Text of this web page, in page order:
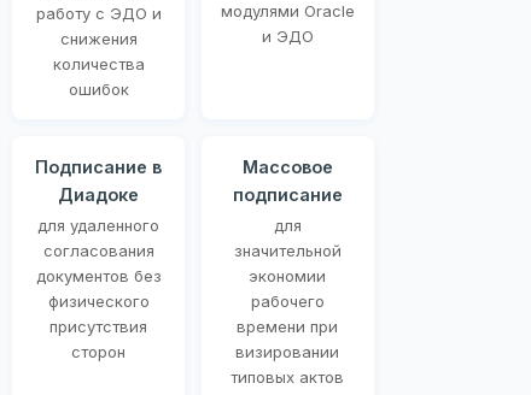
работу с ЭДО и
снижения
количества
ошибок
модулями Oracle
и ЭДО
Подписание в
Диадоке
для удаленного
согласования
документов без
физического
присутствия
сторон
Массовое
подписание
для
значительной
экономии
рабочего
времени при
визировании
типовых актов